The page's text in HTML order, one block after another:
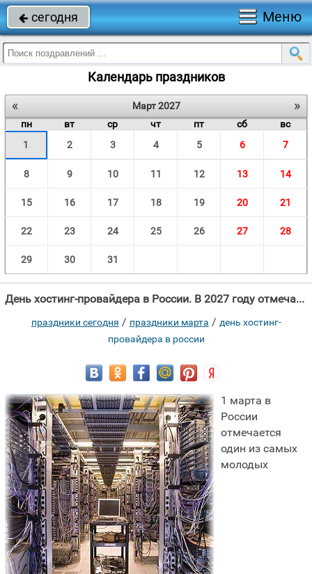
 сегодня Меню
Календарь праздников
« »
Март 2027
пн
вт ср чт пт сб
вс
1
2 3 4 5 6 7
8 9 10 11 12 13 14
15 16 17 18 19 20 21
22 23 24 25 26 27 28
29 30 31
День хостинг-провайдера в России. В 2027 году отмечают 1 Марта.
праздники сегодня / праздники марта / день хостинг-
провайдера в россии
1 марта в
России
отмечается
один из самых
молодых